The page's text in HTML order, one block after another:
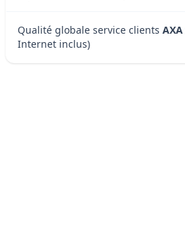
Qualité globale service clients AXA
Internet inclus)